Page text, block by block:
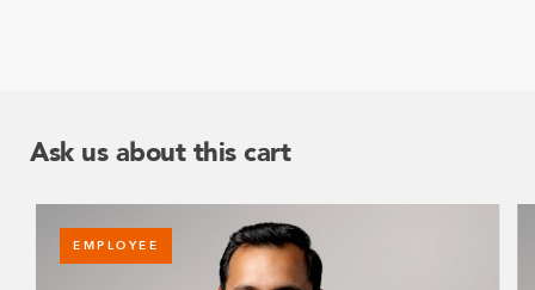
Ask us about this cart
EMPLOYEE